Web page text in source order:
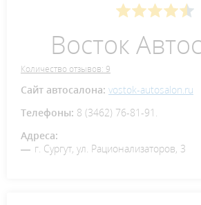
Восток
Количество отзывов: 9
Сайт автосалона: vostok-autosalon.ru
Телефоны: 8 (3462) 76-81-91.
Адреса:
г. Сургут, ул. Рационализаторов, 3